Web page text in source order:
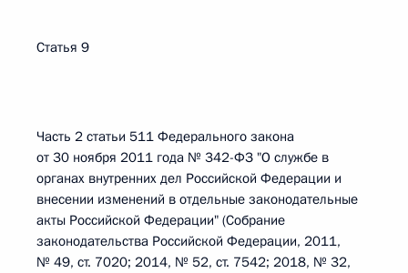
Статья 9
Часть 2 статьи 511 Федерального закона
от 30 ноября 2011 года № 342-ФЗ "О службе в
органах внутренних дел Российской Федерации и
внесении изменений в отдельные законодательные
акты Российской Федерации" (Собрание
законодательства Российской Федерации, 2011,
№ 49, ст. 7020; 2014, № 52, ст. 7542; 2018, № 32,